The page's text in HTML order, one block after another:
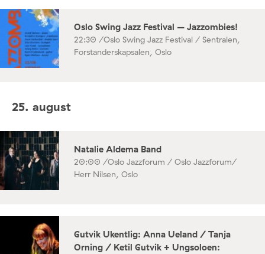
Oslo Swing Jazz Festival – Jazzombies!
22:30 /Oslo Swing Jazz Festival / Sentralen,
Forstanderskapsalen, Oslo
25. august
Natalie Aldema Band
20:00 /Oslo Jazzforum / Oslo Jazzforum/
Herr Nilsen, Oslo
Gutvik Ukentlig: Anna Ueland / Tanja
Orning / Ketil Gutvik + Ungsoloen: